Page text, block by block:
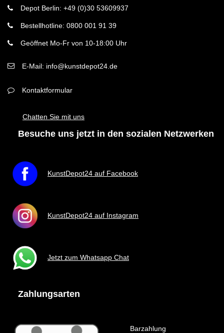
Depot Berlin: +49 (0)30 53609937
Bestellhotline: 0800 001 91 39
Geöffnet Mo-Fr von 10-18:00 Uhr
E-Mail: info@kunstdepot24.de
Kontaktformular
Chatten Sie mit uns
Besuche uns jetzt in den sozialen Netzwerken
KunstDepot24 auf Facebook
KunstDepot24 auf Instagram
Jetzt zum Whatsapp Chat
Zahlungsarten
Barzahlung